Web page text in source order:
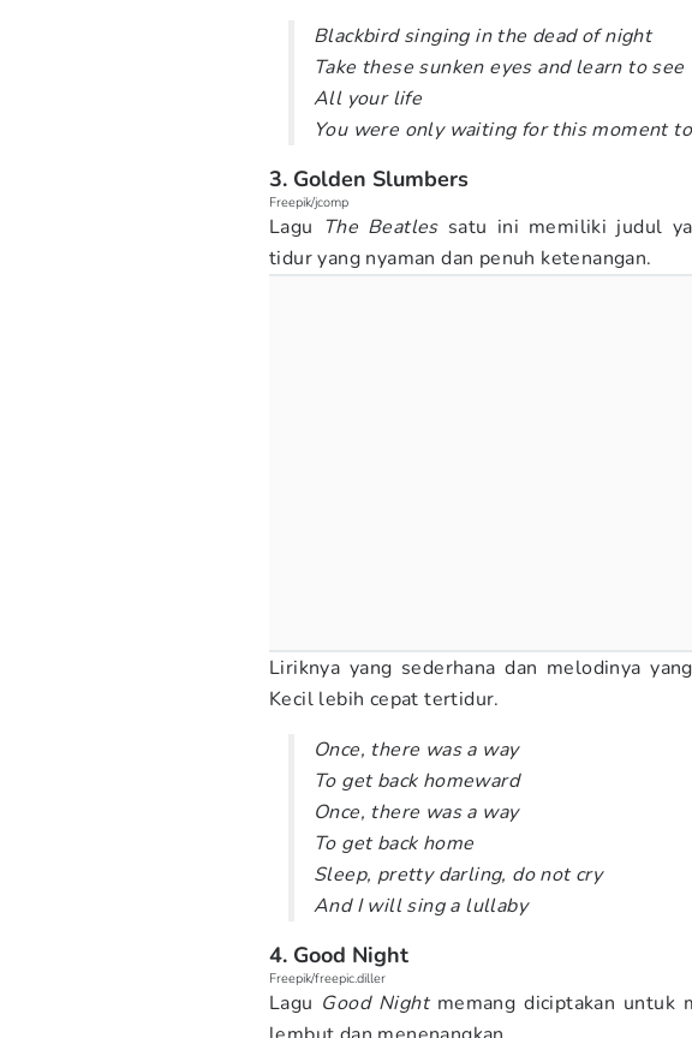
Blackbird singing in the dead of night
Take these sunken eyes and learn to see
All your life
You were only waiting for this moment
3. Golden Slumbers
Freepik/jcomp
Lagu The Beatlessatu ini memiliki judul
tidur yang nyaman dan penuh ketenangan.
Liriknya yang sederhana dan melodinya
Kecil lebih cepat tertidur.
Once, there was a way
To get back homeward
Once, there was a way
To get back home
Sleep, pretty darling, do not cry
And I will sing a lullaby
4. Good Night
Freepik/freepic.diller
Lagu Good Nightmemang diciptakan untuk